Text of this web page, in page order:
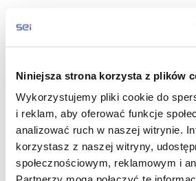
Niniejsza strona korzysta z plików
Wykorzystujemy pliki cookie do
i reklam, aby oferować funkcje
analizować ruch w naszej witrynie.
korzystasz z naszej witryny,
społecznościowym, reklamowym i